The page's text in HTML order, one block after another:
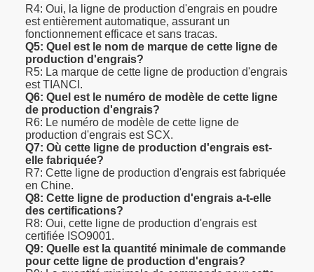
R4: Oui, la ligne de production d'engrais en poudre
est entièrement automatique, assurant un
fonctionnement efficace et sans tracas.
Q5: Quel est le nom de marque de cette ligne de
production d'engrais?
R5: La marque de cette ligne de production d'engrais
est TIANCI.
Q6: Quel est le numéro de modèle de cette ligne
de production d'engrais?
R6: Le numéro de modèle de cette ligne de
production d'engrais est SCX.
Q7: Où cette ligne de production d'engrais est-
elle fabriquée?
R7: Cette ligne de production d'engrais est fabriquée
en Chine.
Q8: Cette ligne de production d'engrais a-t-elle
des certifications?
R8: Oui, cette ligne de production d'engrais est
certifiée ISO9001.
Q9: Quelle est la quantité minimale de commande
pour cette ligne de production d'engrais?